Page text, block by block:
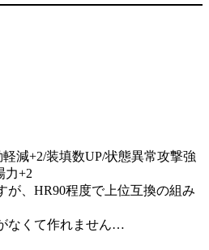
減+2/装填数UP/状態異常攻撃強
力+2
が、HR90程度で上位互換の組み
なくて作れません…